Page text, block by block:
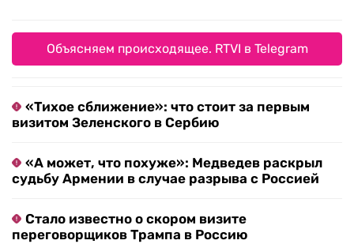
Объясняем происходящее. RTVI в Telegram
«Тихое сближение»: что стоит за первым
визитом Зеленского в Сербию
«А может, что похуже»: Медведев раскрыл
судьбу Армении в случае разрыва с Россией
Стало известно о скором визите
переговорщиков Трампа в Россию